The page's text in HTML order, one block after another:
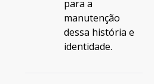
para a
manutenção
dessa história e
identidade.